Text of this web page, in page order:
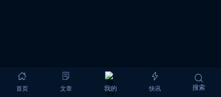
首页 文章 我的 快讯 搜索